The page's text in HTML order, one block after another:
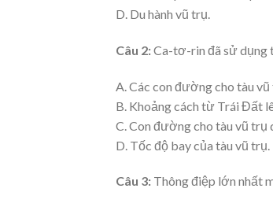
D. Du hành vũ trụ.
Câu 2:Ca-tơ-rin đã sử dụng
A. Các con đường cho tàu
B. Khoảng cách từ Trái Đất
C. Con đường cho tàu vũ trụ
D. Tốc độ bay của tàu vũ trụ.
Câu 3: Thông điệp lớn nhất